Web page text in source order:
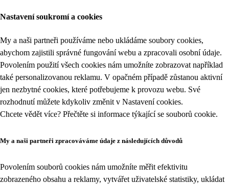
Nastavení soukromí a cookies
My a naši partneři používáme nebo ukládáme soubory cookies,
abychom zajistili správné fungování webu a zpracovali osobní údaje.
Povolením použití všech cookies nám umožníte zobrazovat například
také personalizovanou reklamu. V opačném případě zůstanou aktivní
jen nezbytné cookies, které potřebujeme k provozu webu. Své
rozhodnutí můžete kdykoliv změnit v Nastavení cookies.
Chcete vědět více? Přečtěte si informace týkající se souborů cookie.
My a naši partneři zpracováváme údaje z následujících důvodů
Povolením souborů cookies nám umožníte měřit efektivitu
zobrazeného obsahu a reklamy, vytvářet uživatelské statistiky, ukládat